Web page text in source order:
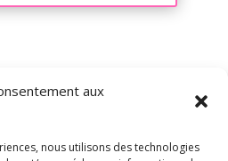
aux
nous utilisons des technologies